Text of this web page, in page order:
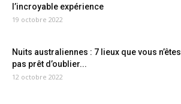
l’incroyable expérience
19 octobre 2022
Nuits australiennes : 7 lieux que vous n’êtes
pas prêt d’oublier...
12 octobre 2022